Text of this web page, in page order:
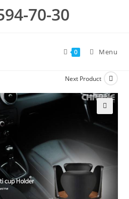
70-30
0 Menu
Next Product